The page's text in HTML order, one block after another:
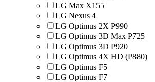
LG Max X155
LG Nexus 4
LG Optimus 2X P990
LG Optimus 3D Max P725
LG Optimus 3D P920
LG Optimus 4X HD (P880)
LG Optimus F5
LG Optimus F7